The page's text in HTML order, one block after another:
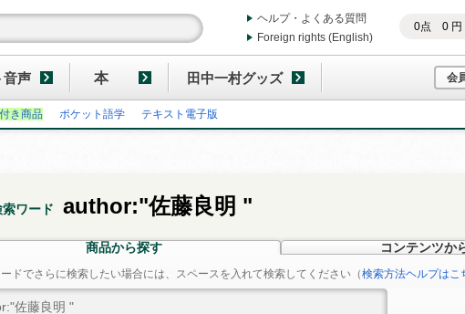
0点 0円
ヘルプ・よくある質問
Foreign rights (English)
音声 本 田中一村グッズ 会
き商品 ポケット語学 テキスト電子版
索ワード author:"佐藤良明 "
商品から探す コンテンツか
ドでさらに検索したい場合には、スペースを入れて検索してください（検索方法ヘルプはこ